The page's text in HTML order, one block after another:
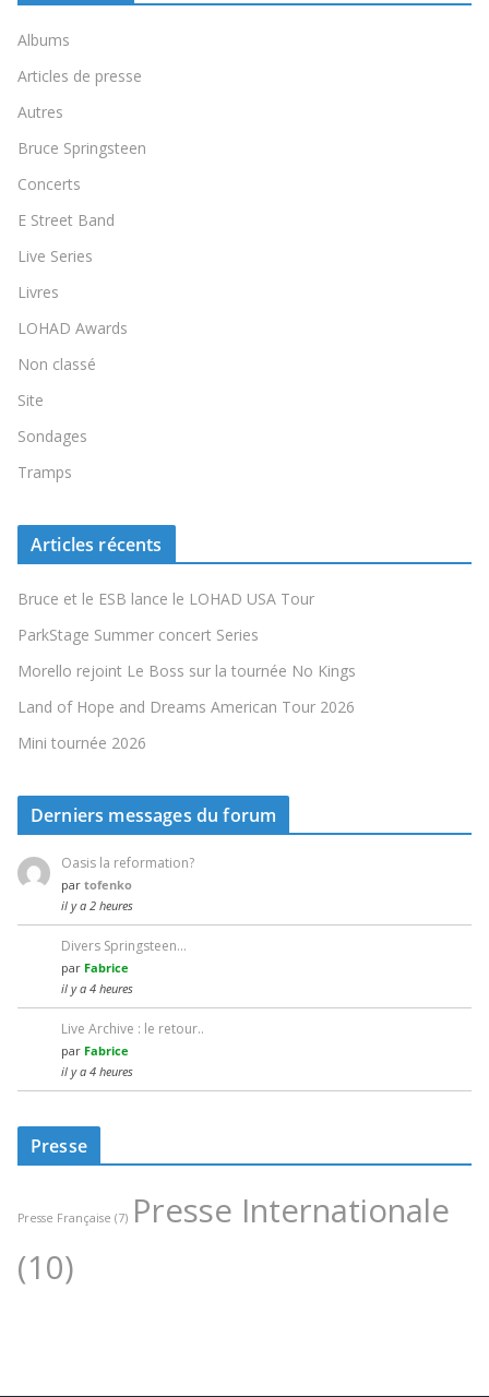
Albums
Articles de presse
Autres
Bruce Springsteen
Concerts
E Street Band
Live Series
Livres
LOHAD Awards
Non classé
Site
Sondages
Tramps
Articles récents
Bruce et le ESB lance le LOHAD USA Tour
ParkStage Summer concert Series
Morello rejoint Le Boss sur la tournée No Kings
Land of Hope and Dreams American Tour 2026
Mini tournée 2026
Derniers messages du forum
Oasis la reformation?
par tofenko
il y a 2 heures
Divers Springsteen…
par Fabrice
il y a 4 heures
Live Archive : le retour..
par Fabrice
il y a 4 heures
Presse
Presse Française (7) Presse Internationale
(10)